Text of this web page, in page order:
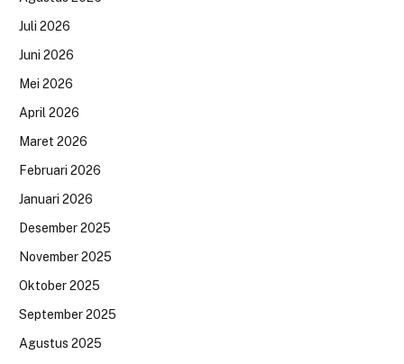
Juli 2026
Juni 2026
Mei 2026
April 2026
Maret 2026
Februari 2026
Januari 2026
Desember 2025
November 2025
Oktober 2025
September 2025
Agustus 2025